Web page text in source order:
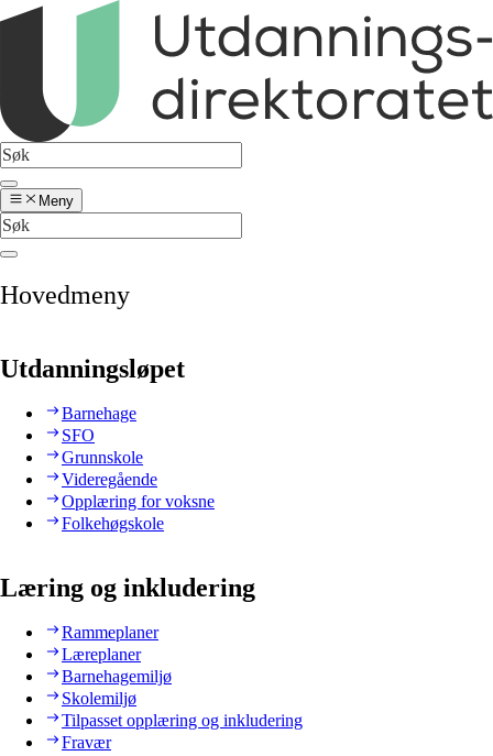
Meny
Hovedmeny
Utdanningsløpet
Barnehage
SFO
Grunnskole
Videregående
Opplæring for voksne
Folkehøgskole
Læring og inkludering
Rammeplaner
Læreplaner
Barnehagemiljø
Skolemiljø
Tilpasset opplæring og inkludering
Fravær